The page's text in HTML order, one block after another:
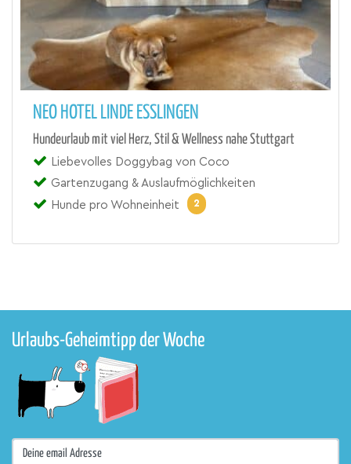
NEO HOTEL LINDE ESSLINGEN
Hundeurlaub mit viel Herz, Stil & Wellness nahe Stuttgart
Liebevolles Doggybag von Coco
Gartenzugang & Auslaufmöglichkeiten
Hunde pro Wohneinheit
2
Urlaubs-Geheimtipp der Woche